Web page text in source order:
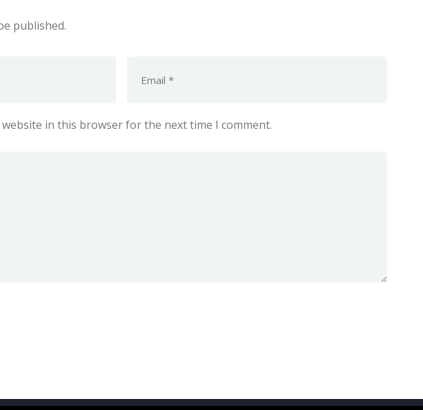
published.
website in this browser for the next time I comment.